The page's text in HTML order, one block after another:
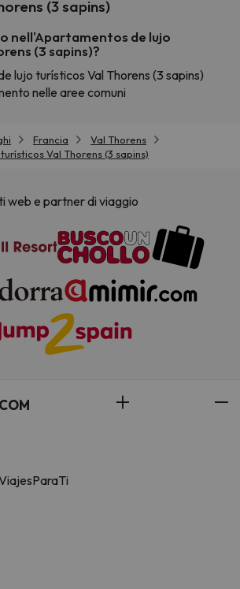
(3 sapins)
nell'Apartamentos de lujo
(3 sapins)?
lujo turísticos Val Thorens (3 sapins)
nelle aree comuni
Francia
Val Thorens
Val Thorens (3 sapins)
web e partner di viaggio